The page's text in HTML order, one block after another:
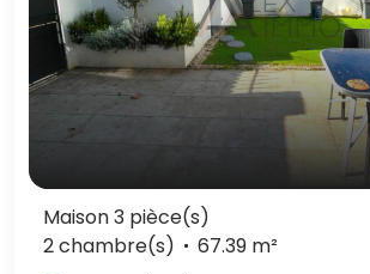
Maison 3 pièce(s)
2 chambre(s)
67.39 m²